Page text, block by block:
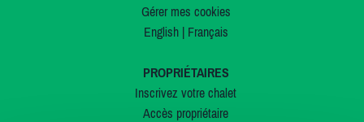
Gérer mes cookies
English| Français
PROPRIÉTAIRES
Inscrivez votre chalet
Accès propriétaire